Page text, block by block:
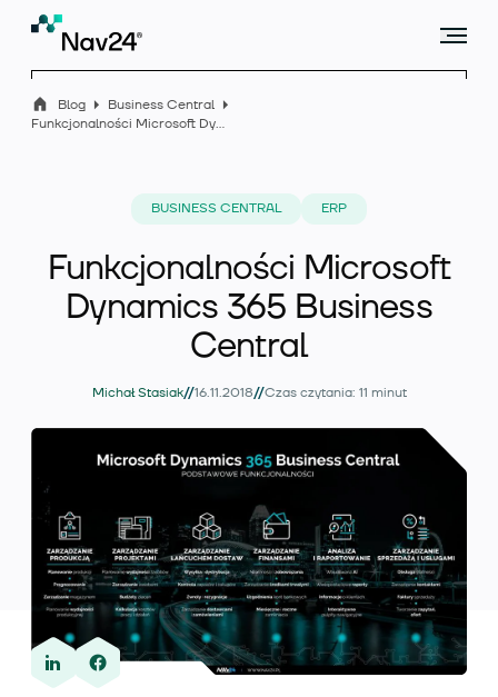
Rozszerzenia
Wiedza
O nas
Blog
Business Central
Funkcjonalności Microsoft Dynamics 365 Business Central
BUSINESS CENTRAL ERP
Funkcjonalności Microsoft
Dynamics 365 Business
Central
Michał Stasiak//16.11.2018//Czas czytania: 11 minut